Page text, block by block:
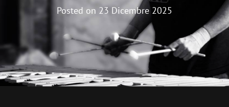
Posted on 23 Dicembre 2025